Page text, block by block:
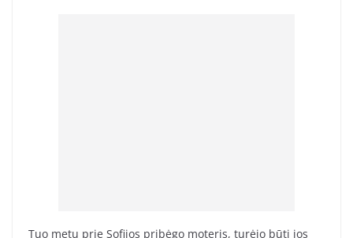
Tuo metu prie Sofijos pribėgo moteris, turėjo būti jos